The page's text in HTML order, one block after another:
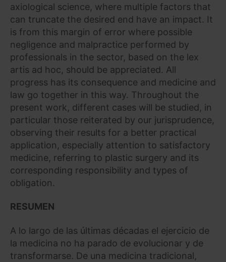
axiological science, where multiple factors that
can truncate the desired end have an impact. It
is from this margin of error where possible
negligence and malpractice performed by
professionals in the sector, based on the lex
artis ad hoc, should be appreciated. All
progress has its consequence and medicine and
law go together in this way. Throughout the
present work, different cases will be studied, in
particular those reiterated by our jurisprudence,
observing their results for a better practical
application, especially attention to satisfactory
medicine, referring to plastic surgery and its
corresponding responsibility and types of
obligation.
RESUMEN
A lo largo de las últimas décadas el ejercicio de
la medicina no ha parado de evolucionar y de
transformarse. De una medicina tradicional,